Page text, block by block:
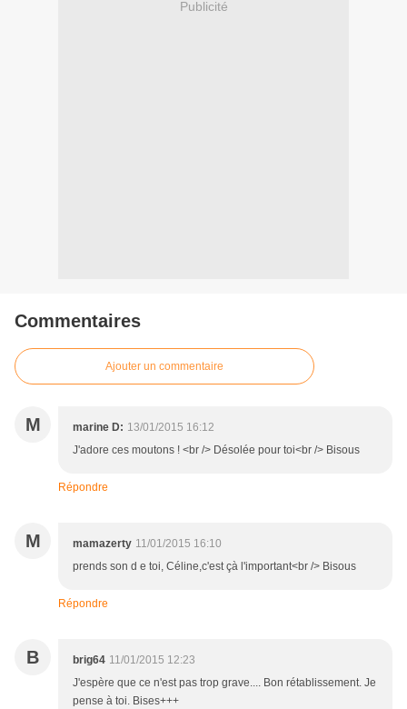
Publicité
Commentaires
Ajouter un commentaire
M marine D: 13/01/2015 16:12
J'adore ces moutons ! <br /> Désolée pour toi<br /> Bisous
Répondre
M mamazerty 11/01/2015 16:10
prends son d e toi, Céline,c'est çà l'important<br /> Bisous
Répondre
B brig64 11/01/2015 12:23
J'espère que ce n'est pas trop grave.... Bon rétablissement. Je
pense à toi. Bises+++